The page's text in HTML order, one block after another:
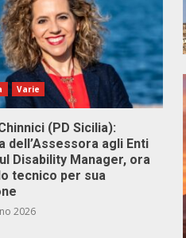
Varie
(PD Sicilia):
dell’Assessora agli Enti
Disability Manager, ora
tecnico per sua
2026